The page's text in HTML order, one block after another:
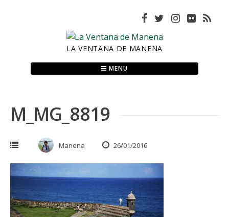
LA VENTANA DE MANENA
MENU
M_MG_8819
Manena 26/01/2016